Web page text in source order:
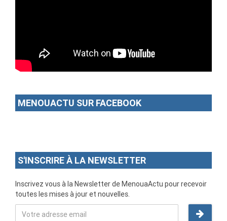
MENOUACTU SUR FACEBOOK
S'INSCRIRE À LA NEWSLETTER
Inscrivez vous à la Newsletter de MenouaActu pour recevoir
toutes les mises à jour et nouvelles.